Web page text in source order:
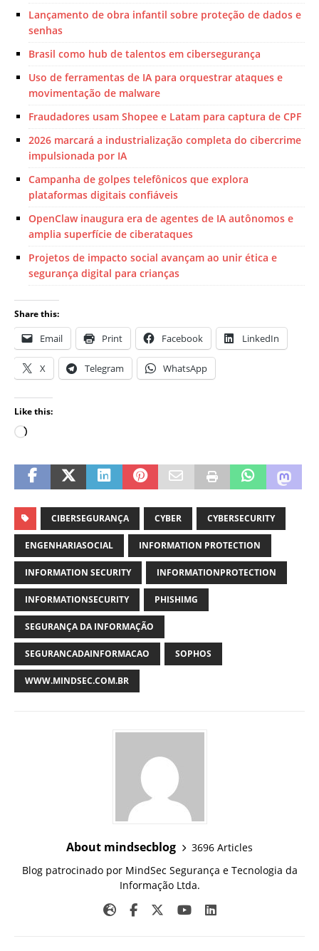
Lançamento de obra infantil sobre proteção de dados e
senhas
Brasil como hub de talentos em cibersegurança
Uso de ferramentas de IA para orquestrar ataques e
movimentação de malware
Fraudadores usam Shopee e Latam para captura de CPF
2026 marcará a industrialização completa do cibercrime
impulsionada por IA
Campanha de golpes telefônicos que explora
plataformas digitais confiáveis
OpenClaw inaugura era de agentes de IA autônomos e
amplia superfície de ciberataques
Projetos de impacto social avançam ao unir ética e
segurança digital para crianças
Share this:
Email Print Facebook LinkedIn
X Telegram WhatsApp
Like this:
CIBERSEGURANÇA CYBER CYBERSECURITY
ENGENHARIASOCIAL INFORMATION PROTECTION
INFORMATION SECURITY INFORMATIONPROTECTION
INFORMATIONSECURITY PHISHIMG
SEGURANÇA DA INFORMAÇÃO
SEGURANCADAINFORMACAO SOPHOS
WWW.MINDSEC.COM.BR
About mindsecblog
3696 Articles
Blog patrocinado por MindSec Segurança e Tecnologia da
Informação Ltda.